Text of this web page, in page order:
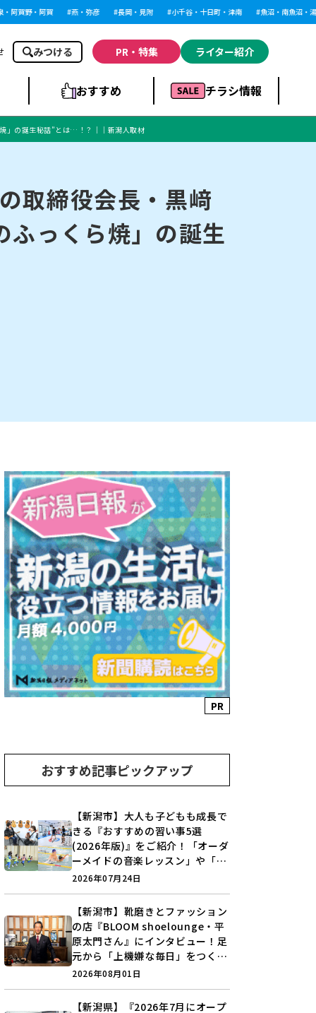
賀野・阿賀 燕・弥彦 長岡・見附 小千谷・十日町・津南 魚沼・南魚沼・湯沢
みつける PR・特集 ライター紹介
おすすめ チラシ情報
長岡市・閉店 上越市・開店
館
リラクゼーション・整体
とめ ラーメンまとめ 飲食店まとめ
」の誕生秘話”とは…！？｜｜新潟人取材
取締役会長・黒﨑
ふっくら焼」の誕生
PR
おすすめ記事ピックアップ
【新潟市】大人も子どもも成長で
きる『おすすめの習い事5選
(2026年版)』をご紹介！「オーダ
ーメイドの音楽レッスン」や「本
格キックボクシング」で新しい自
2026年07月24日
【新潟市】靴磨きとファッション
の店『BLOOM shoelounge・平
原太門さん』にインタビュー！足
元から「上機嫌な毎日」をつくる
装いの提案とは？
2026年08月01日
【新潟県】『2026年7月にオープ